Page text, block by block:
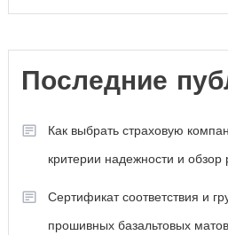
Последние
Как выбрать страховую
критерии надежности и обзор
Сертификат соответствия и
прошивных базальтовых матов